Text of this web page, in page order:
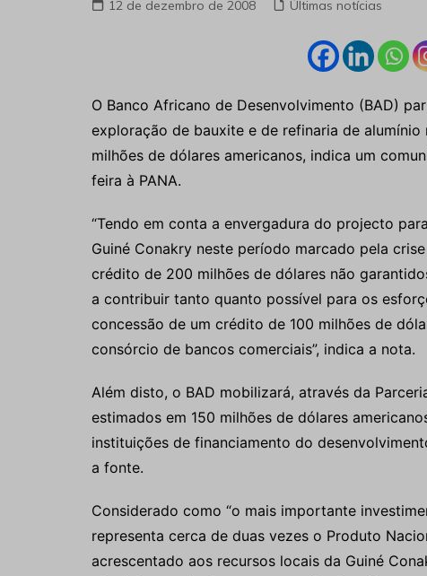
12 de dezembro de 2008 Últimas notícias
O Banco Africano de Desenvolvimento (BAD)
exploração de bauxite e de refinaria de
milhões de dólares americanos, indica um
feira à PANA.
“Tendo em conta a envergadura do projecto
Guiné Conakry neste período marcado pela
crédito de 200 milhões de dólares não
a contribuir tanto quanto possível para os
concessão de um crédito de 100 milhões de
consórcio de bancos comerciais”, indica a nota.
Além disto, o BAD mobilizará, através da
estimados em 150 milhões de dólares
instituições de financiamento do
a fonte.
Considerado como “o mais importante
representa cerca de duas vezes o Produto
acrescentado aos recursos locais da Guiné